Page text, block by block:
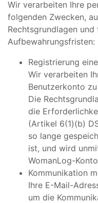
Wir verarbeiten Ihre
folgenden Zwecken,
Rechtsgrundlagen
Aufbewahrungsfristen:
Registrierung
Wir verarbeiten
Benutzerkonto
Die
die
(Artikel 6(1)(b)
so lange
ist, und wird
WomanLog-
Kommunikation
Ihre E-Mail-
um die